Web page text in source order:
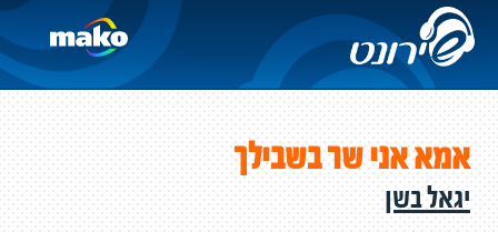
אמא אני שר בשבילך
יגאל בשן